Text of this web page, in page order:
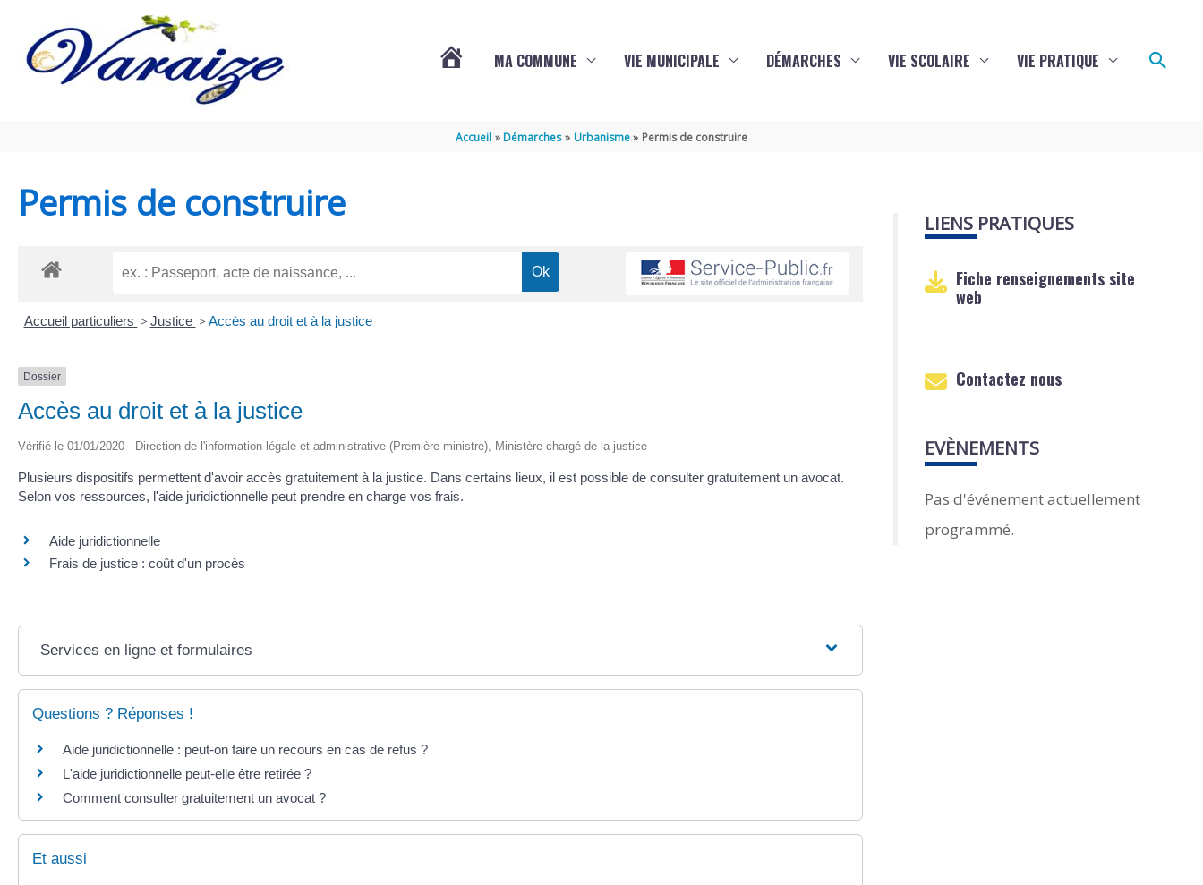
MA COMMUNE VIE MUNICIPALE DÉMARCHES VIE SCOLAIRE VIE PRATIQUE
Accueil Démarches Urbanisme Permis de construire
Permis de construire
Accueil particuliers > Justice > Accès au droit et à la justice
Dossier
Accès au droit et à la justice
Vérifié le 01/01/2020 - Direction de l'information légale et administrative (Première ministre), Ministère chargé de la justice
Plusieurs dispositifs permettent d'avoir accès gratuitement à la justice. Dans certains lieux, il est possible de consulter gratuitement un avocat.
Selon vos ressources, l'aide juridictionnelle peut prendre en charge vos frais.
Aide juridictionnelle
Frais de justice : coût d'un procès
Services en ligne et formulaires
Questions ? Réponses !
Aide juridictionnelle : peut-on faire un recours en cas de refus ?
L'aide juridictionnelle peut-elle être retirée ?
Comment consulter gratuitement un avocat ?
Et aussi
LIENS PRATIQUES
Fiche renseignements site
web
Contactez nous
EVÈNEMENTS
Pas d'événement actuellement
programmé.